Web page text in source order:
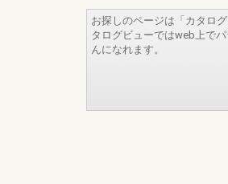
お探しのページは「カタロ
タログビューではweb上で
んになれます。